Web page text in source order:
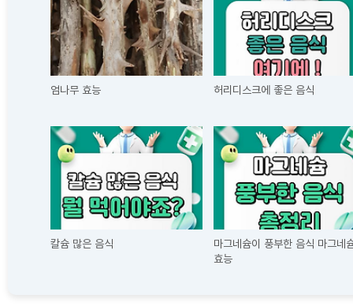
엄나무 효능 허리디스크에 좋은 음식
칼슘 많은 음식
마그네슘이 풍부한 음식 마그네
효능